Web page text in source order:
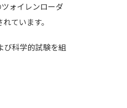
ォイレンローダ
ています。
び科学的試験を組